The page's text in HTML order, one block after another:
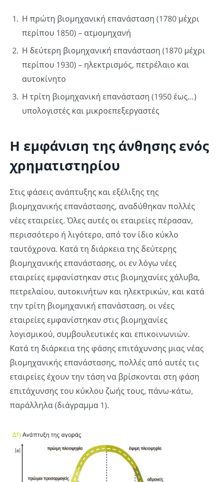
Η πρώτη βιομηχανική επανάσταση (1780 μέχρι
περίπου 1850) – ατμομηχανή
Η δεύτερη βιομηχανική επανάσταση (1870 μέχρι
περίπου 1930) – ηλεκτρισμός, πετρέλαιο και
αυτοκίνητο
Η τρίτη βιομηχανική επανάσταση (1950 έως…)
υπολογιστές και μικροεπεξεργαστές
Η εμφάνιση της άνθησης ενός
χρηματιστηρίου
Στις φάσεις ανάπτυξης και εξέλιξης της
βιομηχανικής επανάστασης, αναδύθηκαν πολλές
νέες εταιρείες. Όλες αυτές οι εταιρείες πέρασαν,
περισσότερο ή λιγότερο, από τον ίδιο κύκλο
ταυτόχρονα. Κατά τη διάρκεια της δεύτερης
βιομηχανικής επανάστασης, οι εν λόγω νέες
εταιρείες εμφανίστηκαν στις βιομηχανίες χάλυβα,
πετρελαίου, αυτοκινήτων και ηλεκτρικών, και κατά
την τρίτη βιομηχανική επανάσταση, οι νέες
εταιρείες εμφανίστηκαν στις βιομηχανίες
λογισμικού, συμβουλευτικές και επικοινωνιών.
Κατά τη διάρκεια της φάσης επιτάχυνσης μιας νέας
βιομηχανικής επανάστασης, πολλές από αυτές τις
εταιρείες έχουν την τάση να βρίσκονται στη φάση
επιτάχυνσης του κύκλου ζωής τους, πάνω-κάτω,
παράλληλα (διάγραμμα 1).